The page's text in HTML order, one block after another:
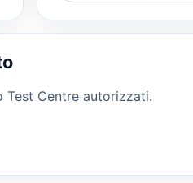
Test Centre autorizzati.